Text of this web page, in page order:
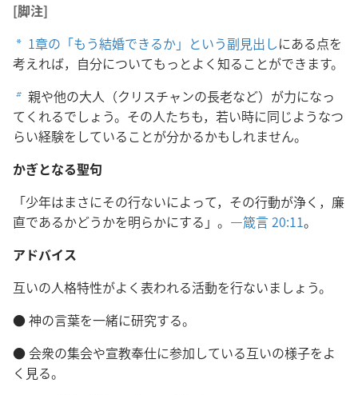
[脚注]
a 1章の「もう結婚できるか」という副見出しにある点を
考えれば，自分についてもっとよく知ることができます。
b 親や他の大人（クリスチャンの長老など）が力になっ
てくれるでしょう。その人たちも，若い時に同じようなつ
らい経験をしていることが分かるかもしれません。
かぎとなる聖句
「少年はまさにその行ないによって，その行動が浄く，廉
直であるかどうかを明らかにする」。―箴言 20:11。
アドバイス
互いの人格特性がよく表われる活動を行ないましょう。
● 神の言葉を一緒に研究する。
● 会衆の集会や宣教奉仕に参加している互いの様子をよ
く見る。